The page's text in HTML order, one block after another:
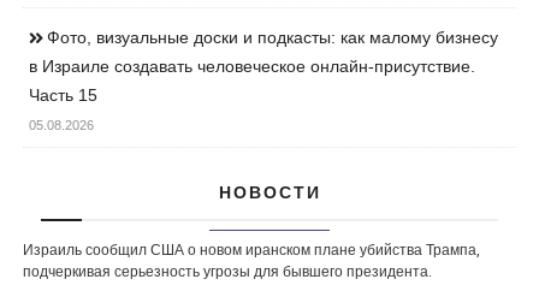
Фото, визуальные доски и подкасты: как малому бизнесу
в Израиле создавать человеческое онлайн-присутствие.
Часть 15
05.08.2026
НОВОСТИ
Израиль сообщил США о новом иранском плане убийства Трампа,
подчеркивая серьезность угрозы для бывшего президента.